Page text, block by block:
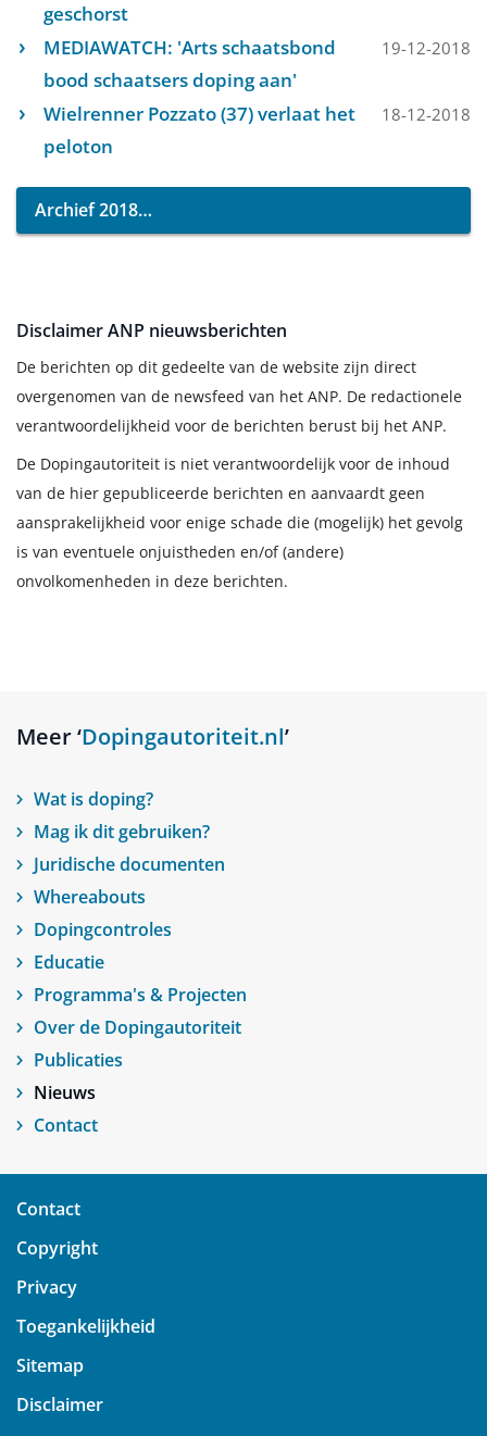
geschorst
MEDIAWATCH: 'Arts schaatsbond
bood schaatsers doping aan'
19-12-2018
Wielrenner Pozzato (37) verlaat het
peloton
18-12-2018
Archief 2018
Disclaimer ANP nieuwsberichten
De berichten op dit gedeelte van de website zijn direct
overgenomen van de newsfeed van het ANP. De redactionele
verantwoordelijkheid voor de berichten berust bij het ANP.
De Dopingautoriteit is niet verantwoordelijk voor de inhoud
van de hier gepubliceerde berichten en aanvaardt geen
aansprakelijkheid voor enige schade die (mogelijk) het gevolg
is van eventuele onjuistheden en/of (andere)
onvolkomenheden in deze berichten.
Meer ‘Dopingautoriteit.nl’
Wat is doping?
Mag ik dit gebruiken?
Juridische documenten
Whereabouts
Dopingcontroles
Educatie
Programma's & Projecten
Over de Dopingautoriteit
Publicaties
Nieuws
Contact
Contact
Copyright
Privacy
Toegankelijkheid
Sitemap
Disclaimer